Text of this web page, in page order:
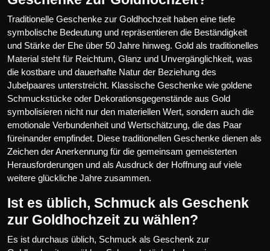
Traditionelle Geschenke zur Goldhochzeit haben eine tiefe
symbolische Bedeutung und repräsentieren die Beständigkeit
und Stärke der Ehe über 50 Jahre hinweg. Gold als traditionelles
Material steht für Reichtum, Glanz und Unvergänglichkeit, was
die kostbare und dauerhafte Natur der Beziehung des
Jubelpaares unterstreicht. Klassische Geschenke wie goldene
Schmuckstücke oder Dekorationsgegenstände aus Gold
symbolisieren nicht nur den materiellen Wert, sondern auch die
emotionale Verbundenheit und Wertschätzung, die das Paar
füreinander empfindet. Diese traditionellen Geschenke dienen als
Zeichen der Anerkennung für die gemeinsam gemeisterten
Herausforderungen und als Ausdruck der Hoffnung auf viele
weitere glückliche Jahre zusammen.
Ist es üblich, Schmuck als Geschenk
zur Goldhochzeit zu wählen?
Es ist durchaus üblich, Schmuck als Geschenk zur